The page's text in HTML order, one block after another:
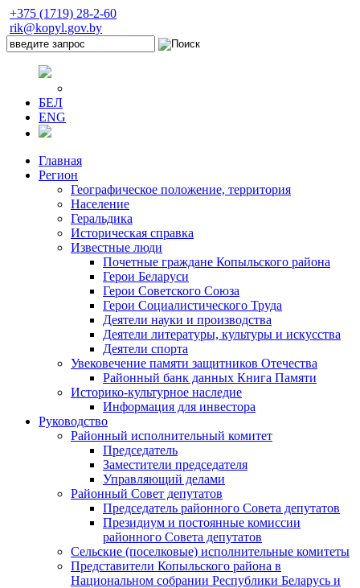
+375 (1719) 28-2-60
rik@kopyl.gov.by
БЕЛ
ENG
Главная
Регион
Географическое положение, территория
Население
Геральдика
Историческая справка
Известные люди
Почетные граждане Копыльского района
Герои Беларуси
Герои Советского Союза
Герои Социалистического Труда
Деятели науки и производства
Деятели литературы, культуры и искусства
Деятели спорта
Увековечение памяти защитников Отечества
Районный банк данных Книга Памяти
Историко-культурное наследие
Информация для инвестора
Руководство
Районный исполнительный комитет
Председатель
Заместители председателя
Управляющий делами
Районный Совет депутатов
Председатель районного Совета депутатов
Президиум и постоянные комиссии
районного Совета депутатов
Сельские (поселковые) исполнительные комитеты
Представители Копыльского района в
Национальном собрании Республики Беларусь и